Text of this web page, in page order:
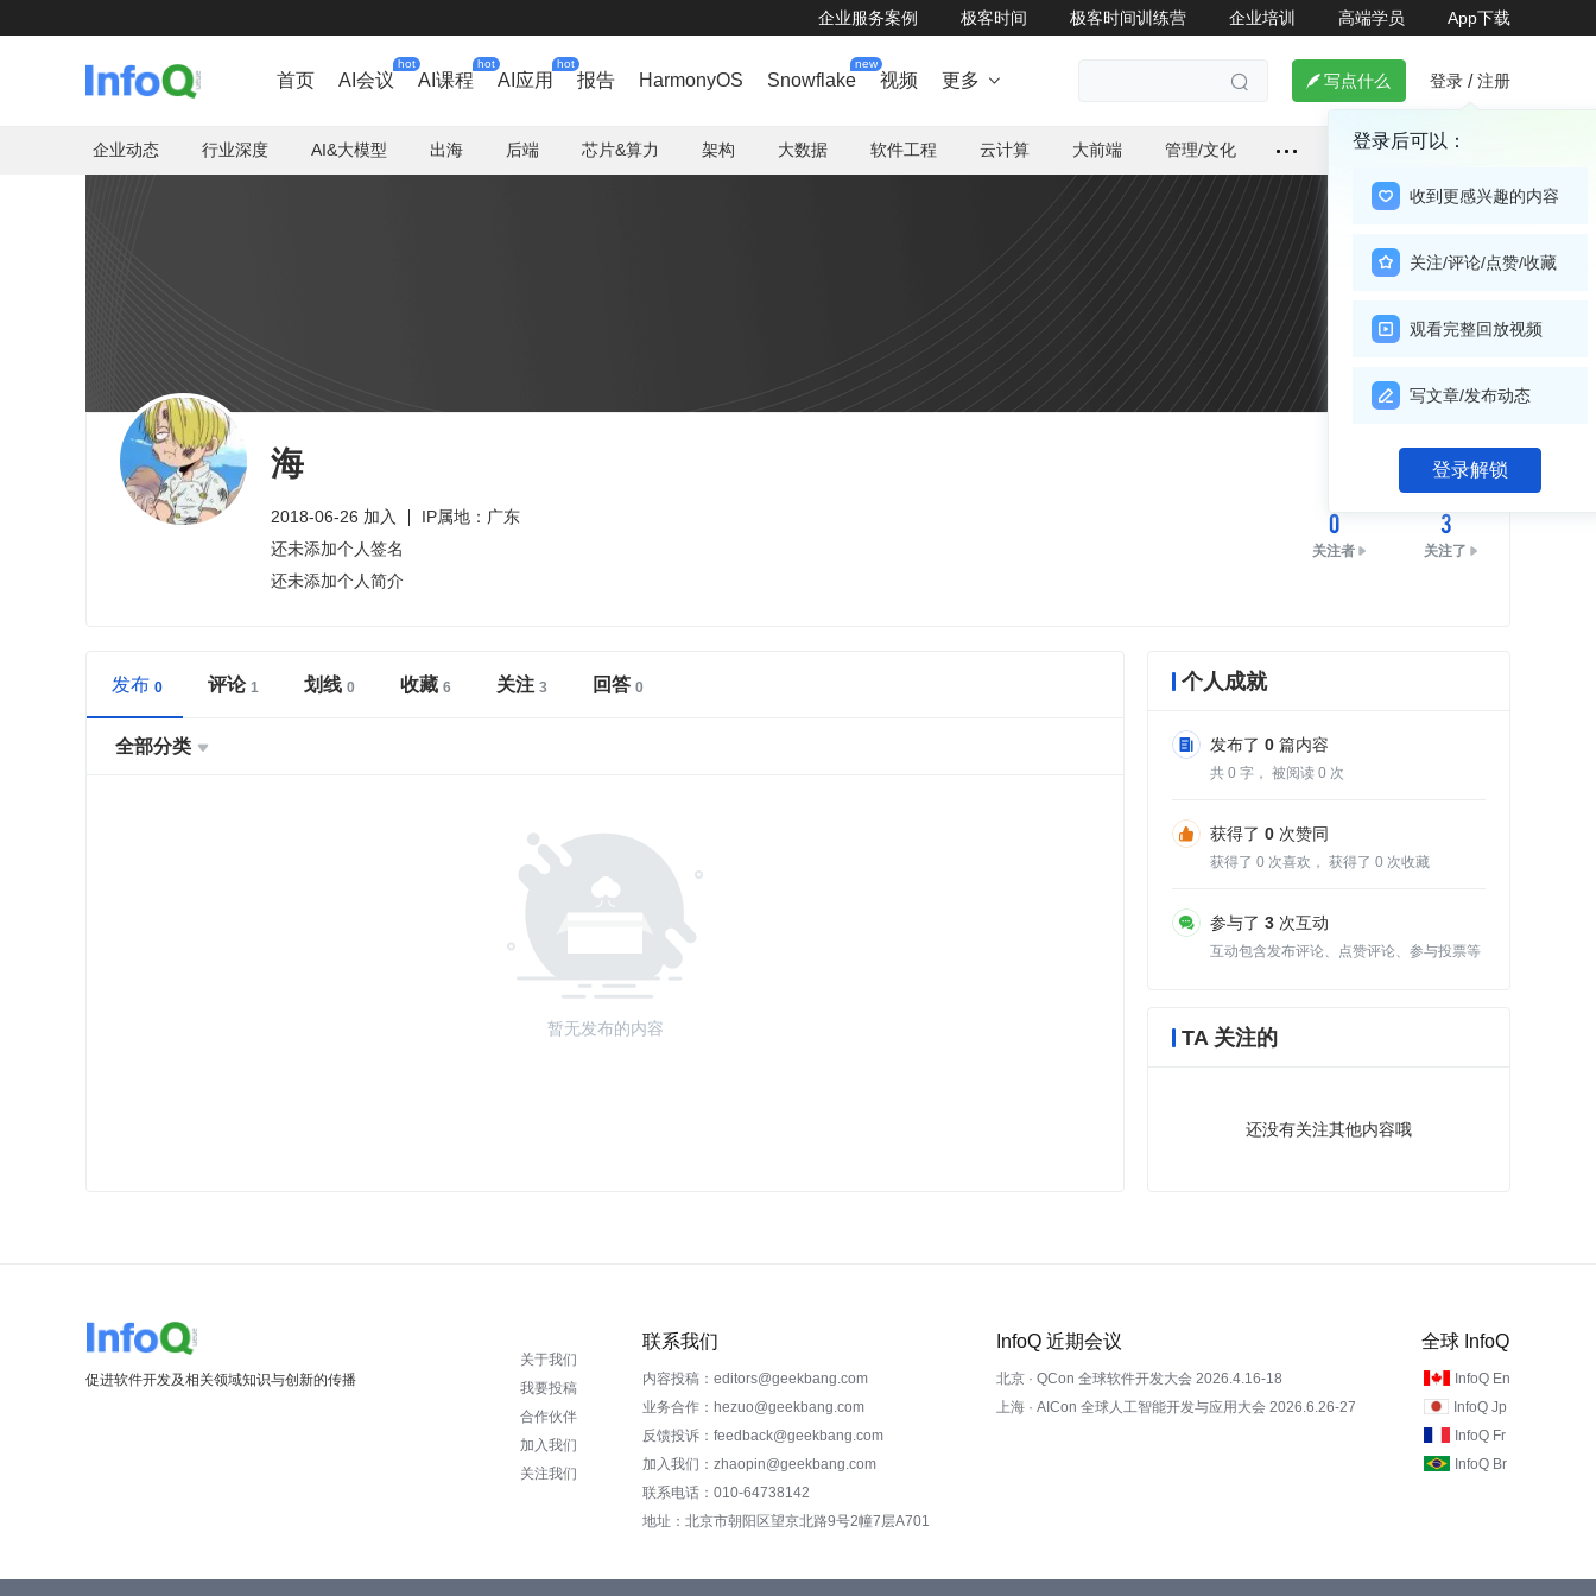
企业服务案例 极客时间 极客时间训练营 企业培训 高端学员 App下载
首页 AI会议
hot
AI课程
hot
AI应用
hot
报告 HarmonyOS Snowflake
new
视频 更多    写点什么 登录 / 注册
登录后可以：
收到更感兴趣的内容
关注/评论/点赞/收藏
观看完整回放视频
写文章/发布动态
登录解锁
企业动态 行业深度 AI&大模型 出海 后端 芯片&算力 架构 大数据 软件工程 云计算 大前端 管理/文化
海
2018-06-26 加入
IP属地：广东
还未添加个人签名
还未添加个人简介
关注
0
关注者
3
关注了
发布 评论 划线 收藏 关注 回答
全部分类 
暂无发布的内容
个人成就
发布了 0 篇内容
共 0 字， 被阅读 0 次
获得了 0 次赞同
获得了 0 次喜欢， 获得了 0 次收藏
参与了 3 次互动
互动包含发布评论、点赞评论、参与投票等
TA 关注的
还没有关注其他内容哦
促进软件开发及相关领域知识与创新的传播
关于我们
我要投稿
合作伙伴
加入我们
关注我们
联系我们
内容投稿：editors@geekbang.com
业务合作：hezuo@geekbang.com
反馈投诉：feedback@geekbang.com
加入我们：zhaopin@geekbang.com
联系电话：010-64738142
地址：北京市朝阳区望京北路9号2幢7层A701
InfoQ 近期会议
北京 · QCon 全球软件开发大会 2026.4.16-18
上海 · AICon 全球人工智能开发与应用大会 2026.6.26-27
全球 InfoQ
InfoQ En
InfoQ Jp
InfoQ Fr
InfoQ Br